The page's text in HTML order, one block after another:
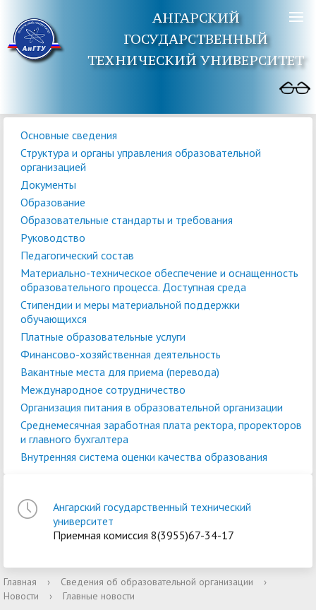
АНГАРСКИЙ
ГОСУДАРСТВЕННЫЙ
ТЕХНИЧЕСКИЙ УНИВЕРСИТЕТ
Основные сведения
Структура и органы управления образовательной
организацией
Документы
Образование
Образовательные стандарты и требования
Руководство
Педагогический состав
Материально-техническое обеспечение и оснащенность
образовательного процесса. Доступная среда
Стипендии и меры материальной поддержки
обучающихся
Платные образовательные услуги
Финансово-хозяйственная деятельность
Вакантные места для приема (перевода)
Международное сотрудничество
Организация питания в образовательной организации
Среднемесячная заработная плата ректора, проректоров
и главного бухгалтера
Внутренняя система оценки качества образования
Ангарский государственный технический
университет
Приемная комиссия 8(3955)67-34-17
Главная › Сведения об образовательной организации
›
Новости
› Главные новости